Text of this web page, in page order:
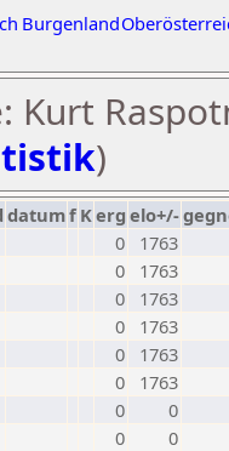
Burgenland
Kurt
)
datumf Kerg elo+/-
0
1763
0
1763
0
1763
0
1763
0
1763
0
1763
0
0
0
0